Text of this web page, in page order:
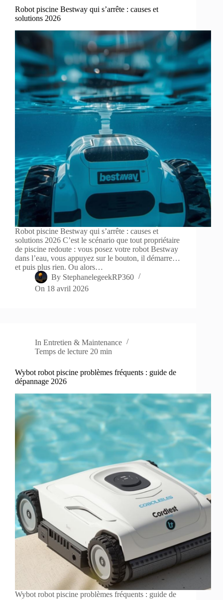
Robot piscine Bestway qui s’arrête : causes et
solutions 2026
Robot piscine Bestway qui s’arrête : causes et
solutions 2026 C’est le scénario que tout propriétaire
de piscine redoute : vous posez votre robot Bestway
dans l’eau, vous appuyez sur le bouton, il démarre…
et puis plus rien. Ou alors…
By StephanelegeekRP360
On 18 avril 2026
In Entretien & Maintenance
Temps de lecture 20 min
Wybot robot piscine problèmes fréquents : guide de
dépannage 2026
Wybot robot piscine problèmes fréquents : guide de